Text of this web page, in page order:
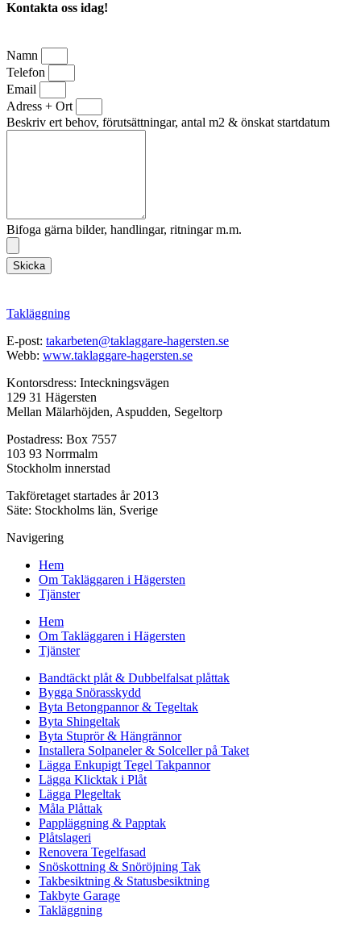
Kontakta oss idag!
Namn
Telefon
Email
Adress + Ort
Beskriv ert behov, förutsättningar, antal m2 & önskat startdatum
Bifoga gärna bilder, handlingar, ritningar m.m.
Skicka
Takläggning
E-post: takarbeten@taklaggare-hagersten.se
Webb: www.taklaggare-hagersten.se
Kontorsdress: Inteckningsvägen
129 31 Hägersten
Mellan Mälarhöjden, Aspudden, Segeltorp
Postadress: Box 7557
103 93 Norrmalm
Stockholm innerstad
Takföretaget startades år 2013
Säte: Stockholms län, Sverige
Navigering
Hem
Om Takläggaren i Hägersten
Tjänster
Hem
Om Takläggaren i Hägersten
Tjänster
Bandtäckt plåt & Dubbelfalsat plåttak
Bygga Snörasskydd
Byta Betongpannor & Tegeltak
Byta Shingeltak
Byta Stuprör & Hängrännor
Installera Solpaneler & Solceller på Taket
Lägga Enkupigt Tegel Takpannor
Lägga Klicktak i Plåt
Lägga Plegeltak
Måla Plåttak
Pappläggning & Papptak
Plåtslageri
Renovera Tegelfasad
Snöskottning & Snöröjning Tak
Takbesiktning & Statusbesiktning
Takbyte Garage
Takläggning